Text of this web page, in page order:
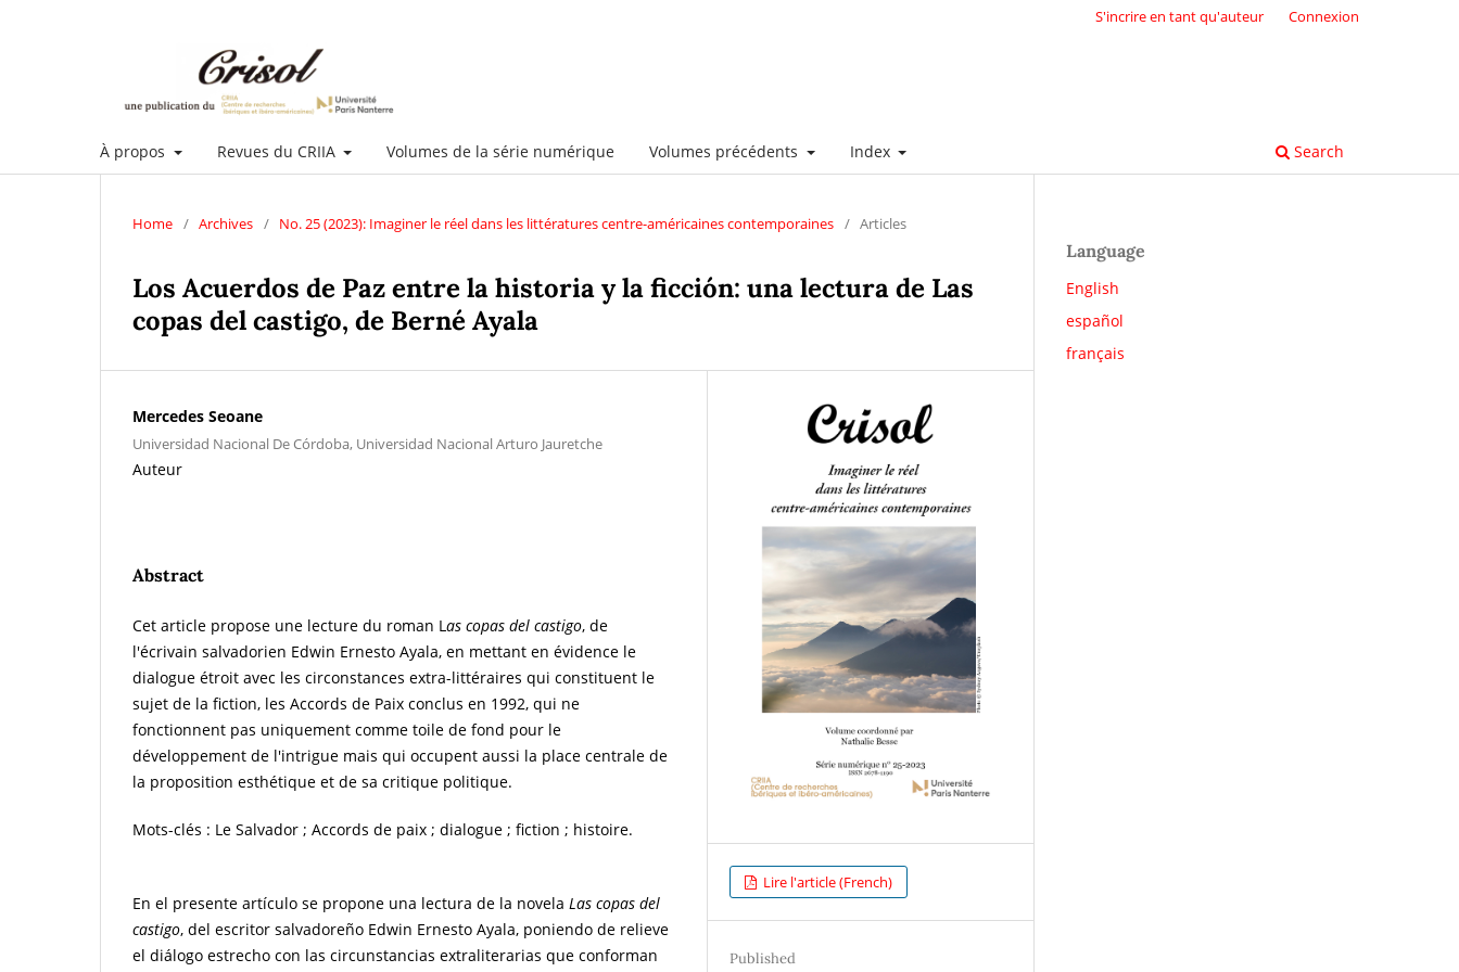
À propos Revues du CRIIA Volumes de la série numérique Volumes précédents Index Search
S'incrire en tant qu'auteur Connexion
Home / Archives / No. 25 (2023): Imaginer le réel dans les littératures centre-américaines contemporaines / Articles
Los Acuerdos de Paz entre la historia y la ficción: una lectura de Las
copas del castigo, de Berné Ayala
Mercedes Seoane
Universidad Nacional De Córdoba, Universidad Nacional Arturo Jauretche
Auteur
Abstract
Cet article propose une lecture du roman Las copas del castigo, de
l'écrivain salvadorien Edwin Ernesto Ayala, en mettant en évidence le
dialogue étroit avec les circonstances extra-littéraires qui constituent le
sujet de la fiction, les Accords de Paix conclus en 1992, qui ne
fonctionnent pas uniquement comme toile de fond pour le
développement de l'intrigue mais qui occupent aussi la place centrale de
la proposition esthétique et de sa critique politique.
Mots-clés : Le Salvador ; Accords de paix ; dialogue ; fiction ; histoire.
En el presente artículo se propone una lectura de la novela Las copas del
castigo, del escritor salvadoreño Edwin Ernesto Ayala, poniendo de relieve
el diálogo estrecho con las circunstancias extraliterarias que conforman
Lire l'article (French)
Published
Language
English
español
français